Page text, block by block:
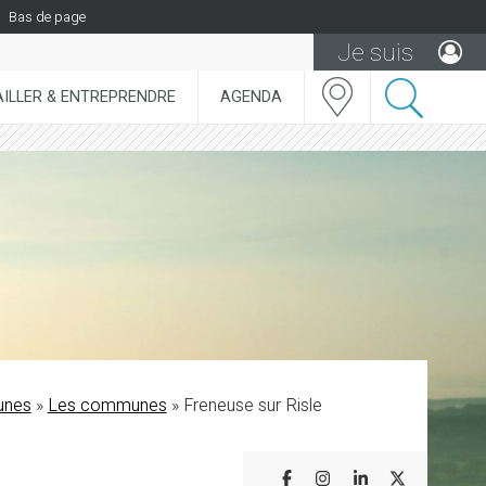
Bas de page
Je suis
& ENTREPRENDRE AGENDA
» Les communes » Freneuse sur Risle
Partager sur Facebook
Partager sur
Partager sur